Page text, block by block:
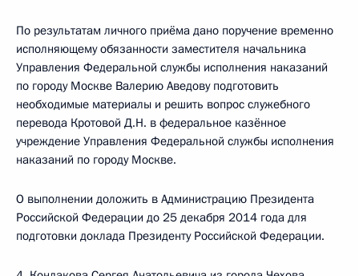
По результатам личного приёма дано поручение временно
исполняющему обязанности заместителя начальника
Управления Федеральной службы исполнения наказаний
по городу Москве Валерию Аведову подготовить
необходимые материалы и решить вопрос служебного
перевода Кротовой Д.Н. в федеральное казённое
учреждение Управления Федеральной службы исполнения
наказаний по городу Москве.
О выполнении доложить в Администрацию Президента
Российской Федерации до 25 декабря 2014 года для
подготовки доклада Президенту Российской Федерации.